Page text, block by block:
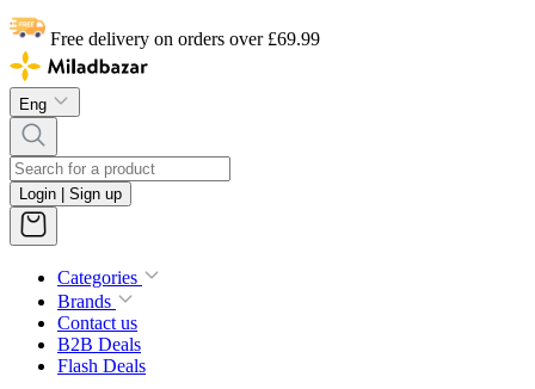
Free delivery on orders over £69.99
Eng
Login | Sign up
Categories
Brands
Contact us
B2B Deals
Flash Deals